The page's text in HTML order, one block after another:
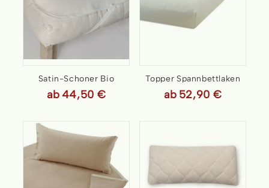
Satin-Schoner Bio
ab44,50 €
Topper Spannbettlaken
Jersey, bio
ab 52,90 €